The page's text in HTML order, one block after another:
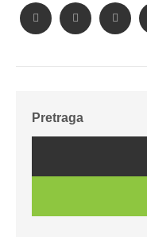
Pretraga